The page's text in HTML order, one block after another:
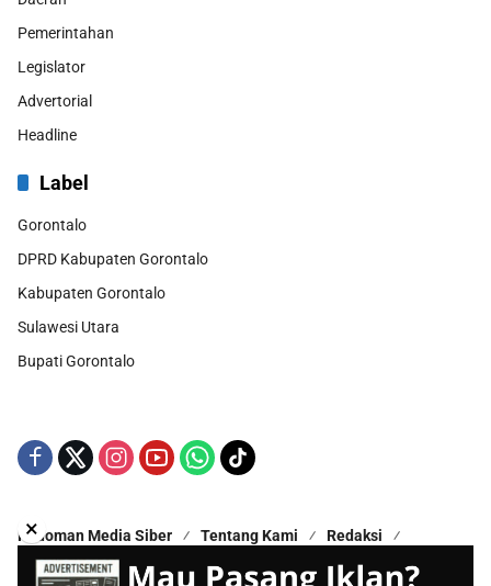
Pemerintahan
Legislator
Advertorial
Headline
Label
Gorontalo
DPRD Kabupaten Gorontalo
Kabupaten Gorontalo
Sulawesi Utara
Bupati Gorontalo
Pedoman Media Siber Tentang Kami
Redaksi
Kontak Kami
Disclaimer
×